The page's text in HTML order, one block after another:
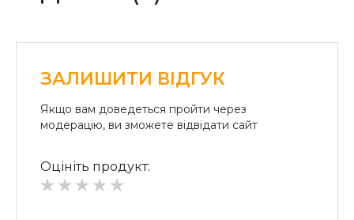
Безготівкова плата на розрахунковий рахунок.
ЗАЛИШИТИ ВІДГУК
Якщо вам доведеться пройти через
модерацію, ви зможете відвідати сайт
Оцініть продукт: